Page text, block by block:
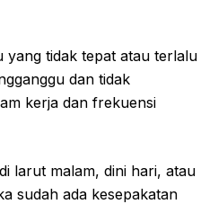
yang tidak tepat atau terlalu
dan tidak
kerja dan frekuensi
larut malam, dini hari, atau
sudah ada kesepakatan